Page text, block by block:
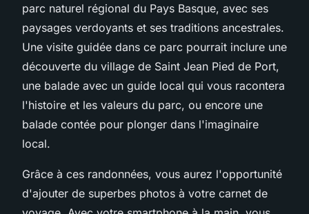
parc naturel régional du Pays Basque, avec ses
paysages verdoyants et ses traditions ancestrales.
Une visite guidée dans ce parc pourrait inclure une
découverte du village de Saint Jean Pied de Port,
une balade avec un guide local qui vous racontera
l'histoire et les valeurs du parc, ou encore une
balade contée pour plonger dans l'imaginaire
local.
Grâce à ces randonnées, vous aurez l'opportunité
d'ajouter de superbes photos à votre carnet de